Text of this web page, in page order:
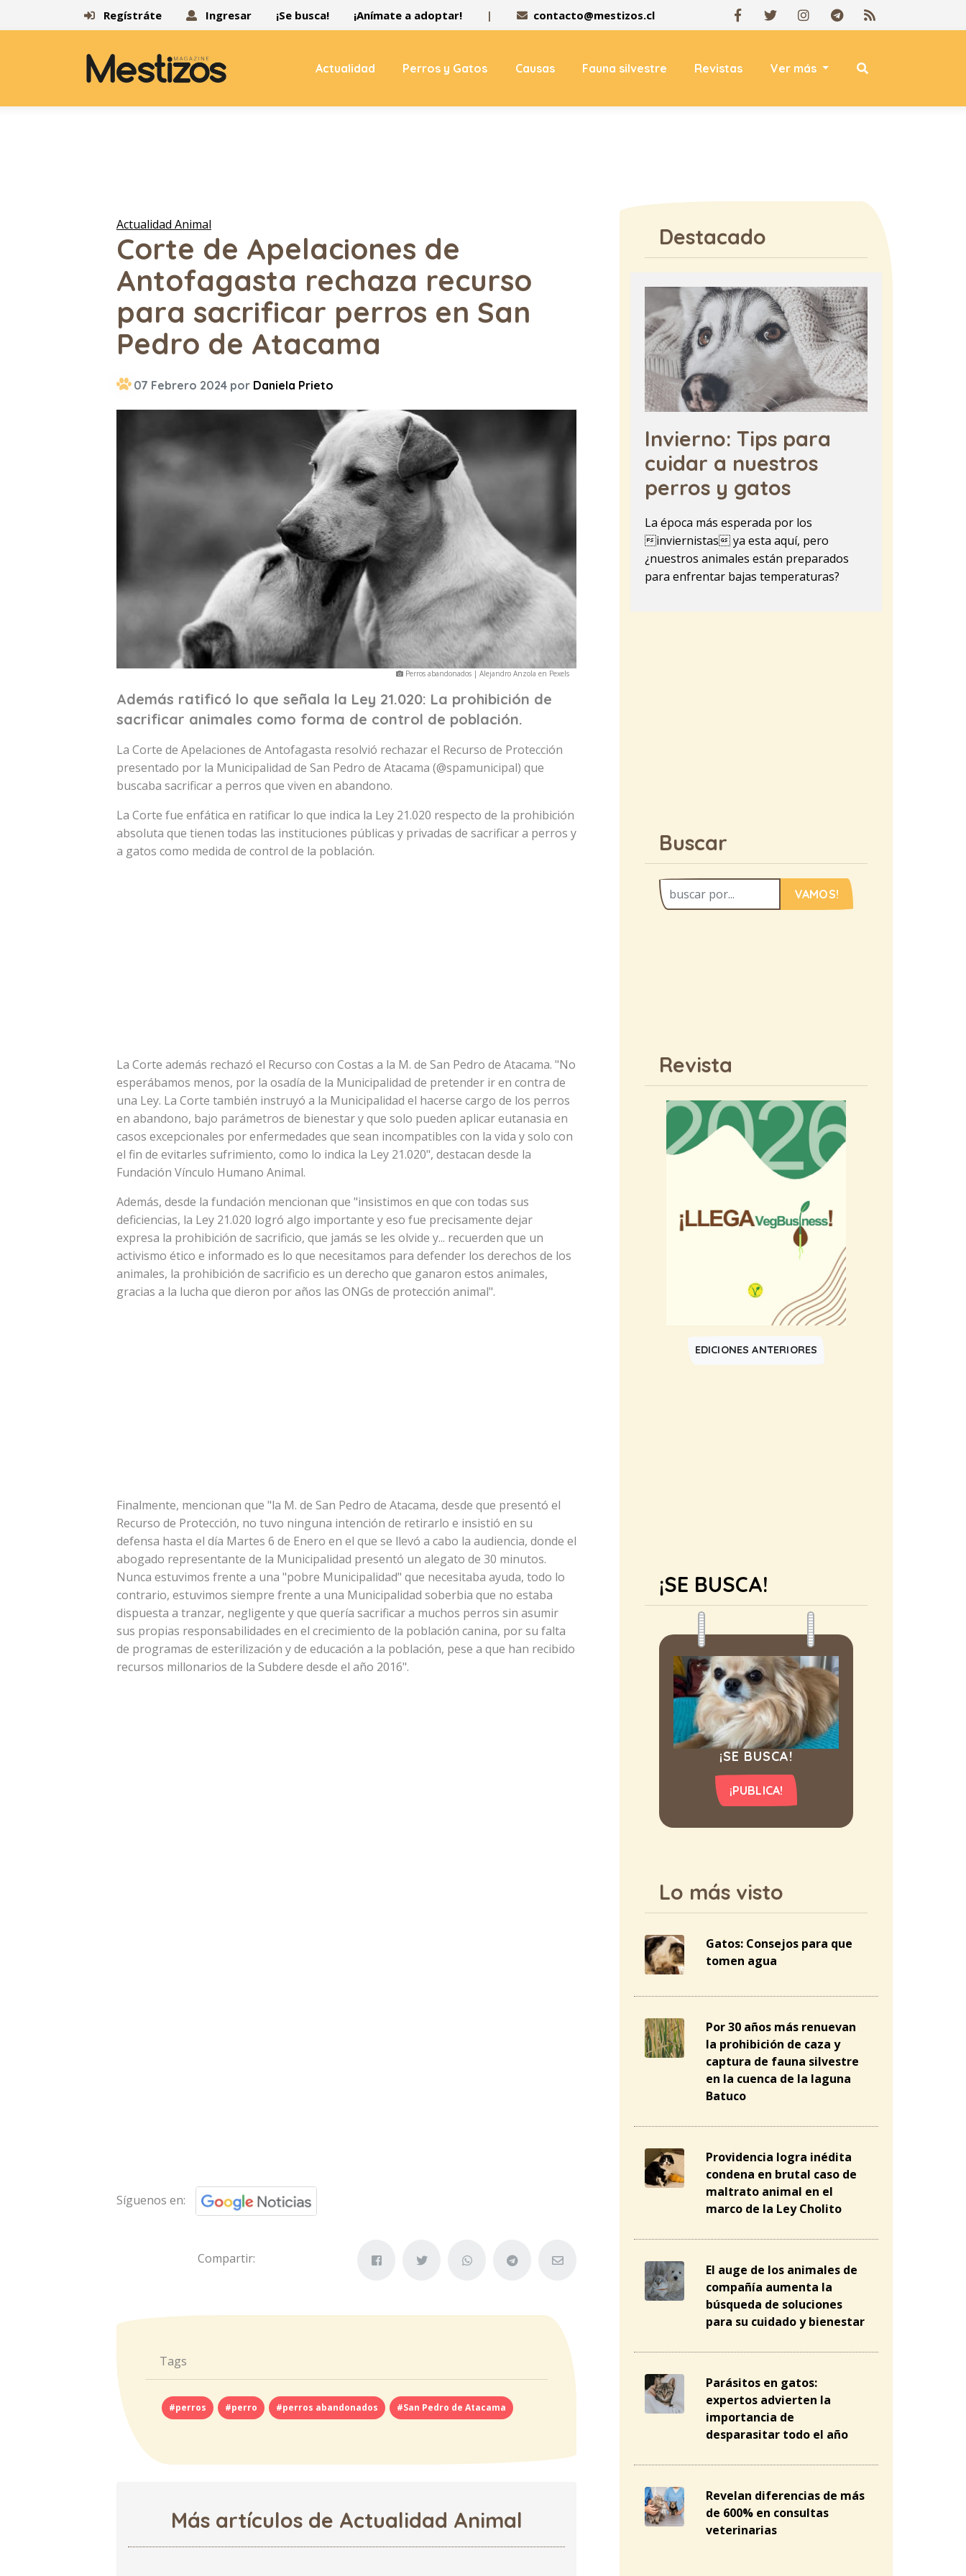
Regístráte Ingresar ¡Se busca! ¡Anímate a adoptar! | contacto@mestizos.cl
Actualidad Perros y Gatos Causas Fauna silvestre Revistas Ver más
Actualidad Animal
Corte de Apelaciones de
Antofagasta rechaza recurso
para sacrificar perros en San
Pedro de Atacama
07 Febrero 2024 por Daniela Prieto
Perros abandonados | Alejandro Anzola en Pexels
Además ratificó lo que señala la Ley 21.020: La prohibición de
sacrificar animales como forma de control de población.
La Corte de Apelaciones de Antofagasta resolvió rechazar el Recurso de Protección
presentado por la Municipalidad de San Pedro de Atacama (@spamunicipal) que
buscaba sacrificar a perros que viven en abandono.
La Corte fue enfática en ratificar lo que indica la Ley 21.020 respecto de la prohibición
absoluta que tienen todas las instituciones públicas y privadas de sacrificar a perros y
a gatos como medida de control de la población.
La Corte además rechazó el Recurso con Costas a la M. de San Pedro de Atacama. "No
esperábamos menos, por la osadía de la Municipalidad de pretender ir en contra de
una Ley. La Corte también instruyó a la Municipalidad el hacerse cargo de los perros
en abandono, bajo parámetros de bienestar y que solo pueden aplicar eutanasia en
casos excepcionales por enfermedades que sean incompatibles con la vida y solo con
el fin de evitarles sufrimiento, como lo indica la Ley 21.020", destacan desde la
Fundación Vínculo Humano Animal.
Además, desde la fundación mencionan que "insistimos en que con todas sus
deficiencias, la Ley 21.020 logró algo importante y eso fue precisamente dejar
expresa la prohibición de sacrificio, que jamás se les olvide y... recuerden que un
activismo ético e informado es lo que necesitamos para defender los derechos de los
animales, la prohibición de sacrificio es un derecho que ganaron estos animales,
gracias a la lucha que dieron por años las ONGs de protección animal".
Finalmente, mencionan que "la M. de San Pedro de Atacama, desde que presentó el
Recurso de Protección, no tuvo ninguna intención de retirarlo e insistió en su
defensa hasta el día Martes 6 de Enero en el que se llevó a cabo la audiencia, donde el
abogado representante de la Municipalidad presentó un alegato de 30 minutos.
Nunca estuvimos frente a una "pobre Municipalidad" que necesitaba ayuda, todo lo
contrario, estuvimos siempre frente a una Municipalidad soberbia que no estaba
dispuesta a tranzar, negligente y que quería sacrificar a muchos perros sin asumir
sus propias responsabilidades en el crecimiento de la población canina, por su falta
de programas de esterilización y de educación a la población, pese a que han recibido
recursos millonarios de la Subdere desde el año 2016".
Síguenos en:
Compartir:
Tags
#perros #perro #perros abandonados #San Pedro de Atacama
Más artículos de Actualidad Animal
Destacado
Invierno: Tips para
cuidar a nuestros
perros y gatos
La época más esperada por los
inviernistas ya esta aquí, pero
¿nuestros animales están preparados
para enfrentar bajas temperaturas?
Buscar
VAMOS!
Revista
EDICIONES ANTERIORES
¡SE BUSCA!
¡SE BUSCA!
¡PUBLICA!
Lo más visto
Gatos: Consejos para que
tomen agua
Por 30 años más renuevan
la prohibición de caza y
captura de fauna silvestre
en la cuenca de la laguna
Batuco
Providencia logra inédita
condena en brutal caso de
maltrato animal en el
marco de la Ley Cholito
El auge de los animales de
compañía aumenta la
búsqueda de soluciones
para su cuidado y bienestar
Parásitos en gatos:
expertos advierten la
importancia de
desparasitar todo el año
Revelan diferencias de más
de 600% en consultas
veterinarias